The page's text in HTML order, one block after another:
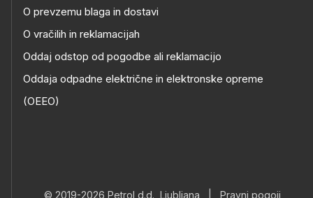
O prevzemu blaga in dostavi
O vračilih in reklamacijah
Oddaj odstop od pogodbe ali reklamacijo
Oddaja odpadne električne in elektronske opreme
(OEEO)
© 2019-2026 Petrol d.d., Ljubljana Pravni pogoji